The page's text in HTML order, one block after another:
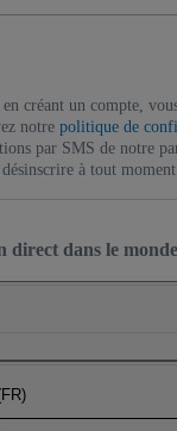
créant un compte,
notre politique de
par SMS de notre
désinscrire à tout moment.
direct dans le